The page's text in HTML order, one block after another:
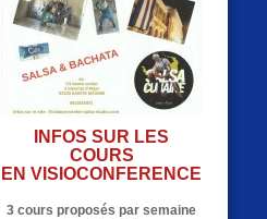
INFOS SUR LES
COURS
EN VISIOCONFERENCE
3 cours proposés par semaine